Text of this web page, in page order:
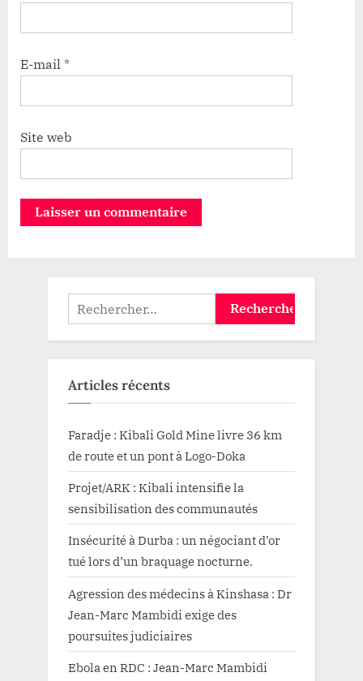
E-mail *
Site web
Rechercher :
Articles récents
Faradje : Kibali Gold Mine livre 36 km
de route et un pont à Logo-Doka
Projet/ARK : Kibali intensifie la
sensibilisation des communautés
Insécurité à Durba : un négociant d’or
tué lors d’un braquage nocturne.
Agression des médecins à Kinshasa : Dr
Jean-Marc Mambidi exige des
poursuites judiciaires
Ebola en RDC : Jean-Marc Mambidi